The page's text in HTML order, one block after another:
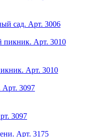
сад. Арт. 3006
Арт. 3010
3097